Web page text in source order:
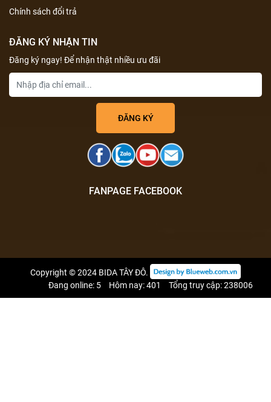
Chính sách đổi trả
ĐĂNG KÝ NHẬN TIN
Đăng ký ngay! Để nhận thật nhiều ưu đãi
FANPAGE FACEBOOK
Copyright © 2024 BIDA TÂY ĐÔ.
Đang online: 5
Hôm nay: 401 Tổng truy cập: 238006